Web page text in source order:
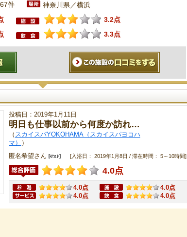
67件 神奈川県／横浜
3.2点
3.3点
投稿日：2019年1月11日
明日も仕事以前から何度か訪れ…
（ スカイスパYOKOHAMA（スカイスパヨコハ
マ）
）
匿名希望さん
[入浴日： 2019年1月8日 / 滞在時間： 5～10時間]
4.0点
4.0点
4.0点
4.0点
4.0点